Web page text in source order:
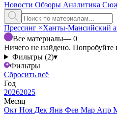
Новости Обзоры Аналитика
Прессинг ×Ханты-Мансийский
Все материалы— 0
Ничего не найдено. Попробуйте
Фильтры (2)▾
Фильтры
Сбросить всё
Год
20262025
Месяц
Окт Ноя Дек Янв Фев Мар Апр